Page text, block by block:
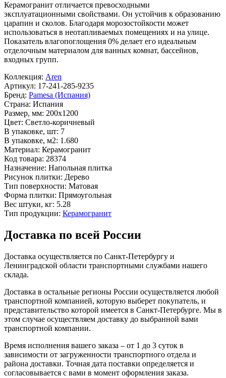
Керамогранит отличается превосходными
эксплуатационными свойствами. Он устойчив к образованию
царапин и сколов. Благодаря морозостойкости может
использоваться в неотапливаемых помещениях и на улице.
Показатель влагопоглощения 0% делает его идеальным
отделочным материалом для ванных комнат, бассейнов,
входных групп.
Коллекция: Aren
Артикул: 17-241-285-9235
Бренд: Pamesa (Испания)
Страна: Испания
Размер, мм: 200x1200
Цвет: Светло-коричневый
В упаковке, шт: 7
В упаковке, м2: 1.680
Материал: Керамогранит
Код товара: 28374
Назначение: Напольная плитка
Рисунок плитки: Дерево
Тип поверхности: Матовая
Форма плитки: Прямоугольная
Вес штуки, кг: 5.28
Тип продукции: Керамогранит
Доставка по всей России
Доставка осуществляется по Санкт-Петербургу и
Ленинградской области транспортными службами нашего
склада.
Доставка в остальные регионы России осуществляется любой
транспортной компанией, которую выберет покупатель, и
представительство которой имеется в Санкт-Петербурге. Мы в
этом случае осуществляем доставку до выбранной вами
транспортной компании.
Время исполнения вашего заказа – от 1 до 3 суток в
зависимости от загруженности транспортного отдела и
района доставки. Точная дата поставки определяется и
согласовывается с вами в момент оформления заказа.